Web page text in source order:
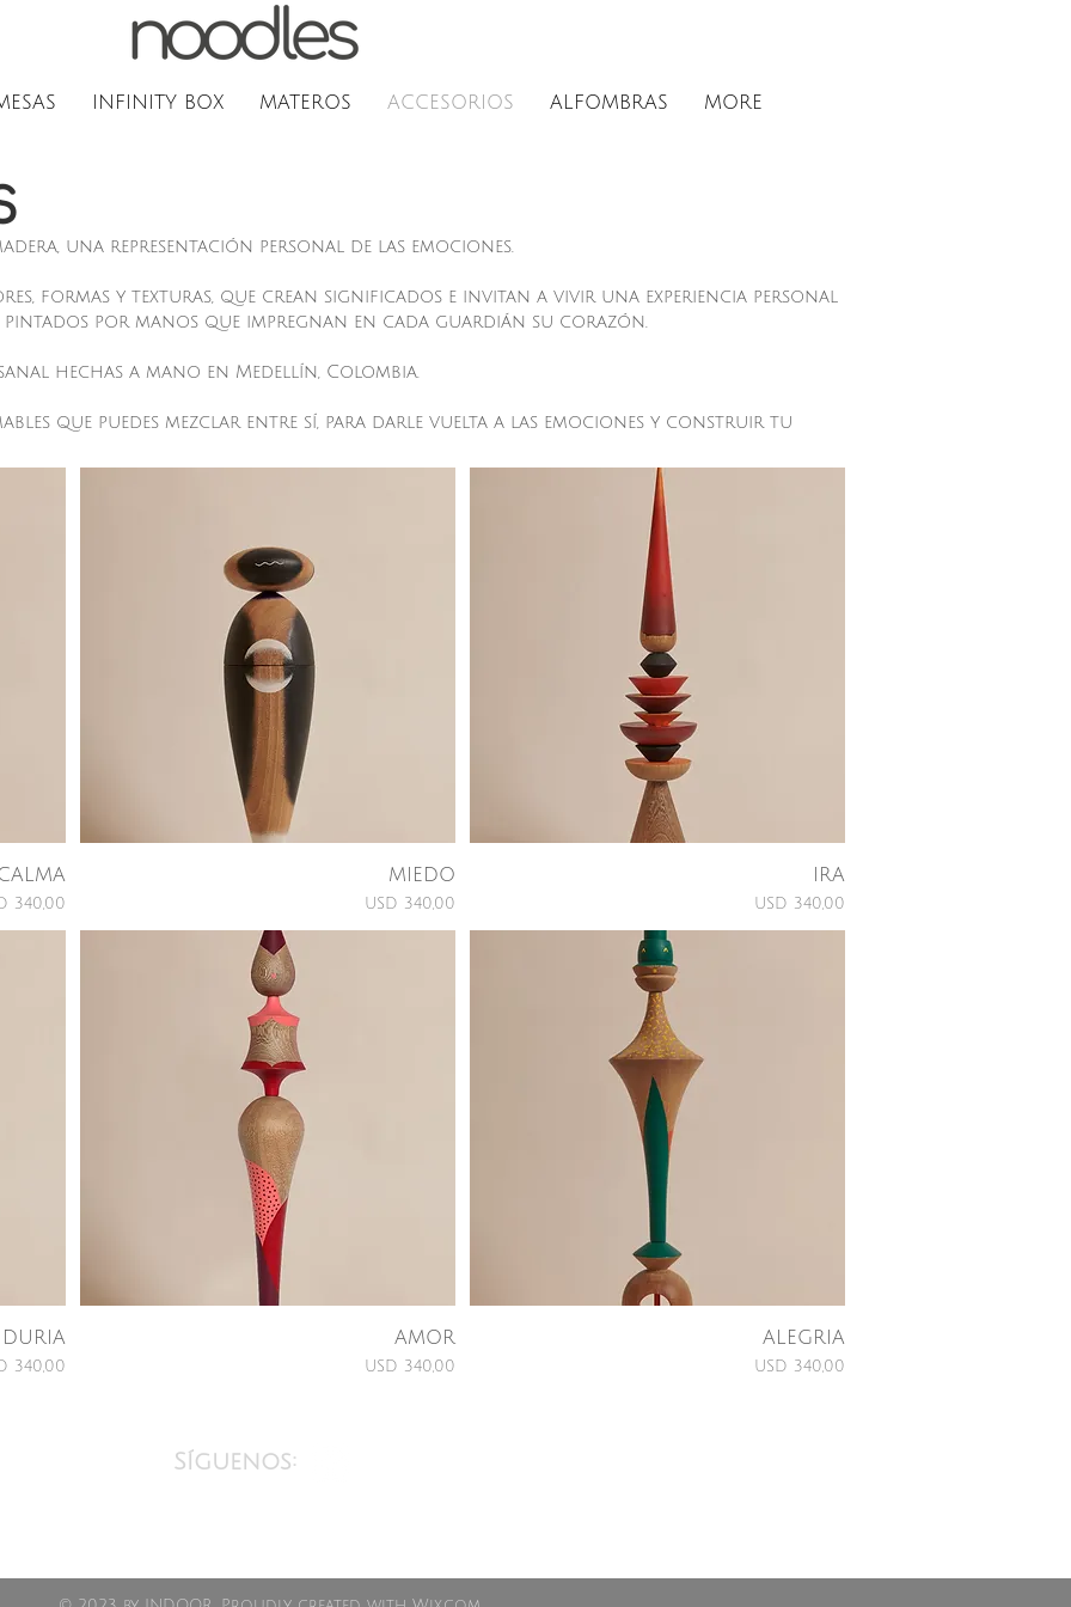
INFINITY BOX MATEROS ACCESORIOS ALFOMBRAS MORE
una representación personal de las emociones.
formas y texturas, que crean significados e invitan a vivir una experiencia personal
por manos que impregnan en cada guardián su corazón.
hechas a mano en Medellín, Colombia.
que puedes mezclar entre sí, para darle vuelta a las emociones y construir tu
Price
340,00
MIEDO
Price
USD 340,00
IRA
Price
USD 340,00
Price
340,00
AMOR
Price
USD 340,00
ALEGRIA
Price
USD 340,00
Síguenos: